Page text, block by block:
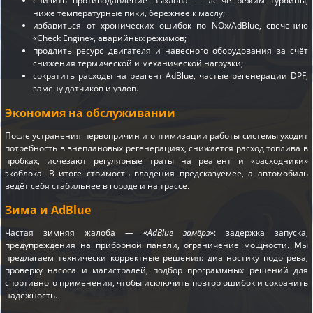
ниже температурные пики, бережнее к маслу;
избавиться от хронических ошибок по NOx/AdBlue, свечению
«Check Engine», аварийных режимов;
продлить ресурс двигателя и навесного оборудования за счёт
снижения термической и механической нагрузки;
сократить расходы на реагент AdBlue, частые регенерации DPF,
замену датчиков и узлов.
Экономия на обслуживании
После устранения первопричин и оптимизации работы системы уходит
потребность в внеплановых регенерациях, снижается расход топлива в
пробках, исчезают регулярные траты на реагент и «расходники»
экоблока. В итоге стоимость владения предсказуемее, а автомобиль
ведёт себя стабильнее в городе и на трассе.
Зима и AdBlue
Частая зимняя жалоба — «AdBlue замёрз»: задержка запуска,
предупреждения на приборной панели, ограничение мощности. Мы
предлагаем технически корректные решения: диагностику подогрева,
проверку насоса и магистралей, подбор программных решений для
спортивного применения, чтобы исключить повтор ошибок и сохранить
надёжность.